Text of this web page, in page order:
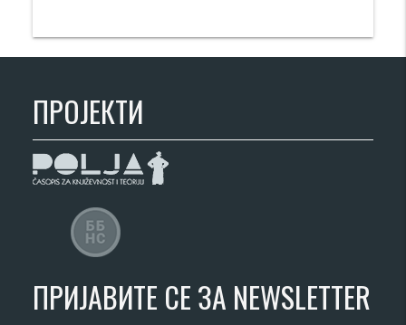
ПРОЈЕКТИ
ПРИЈАВИТЕ СЕ ЗА NEWSLETTER